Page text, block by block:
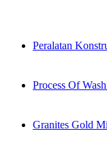
Peralatan
Process Of
Granites Gold